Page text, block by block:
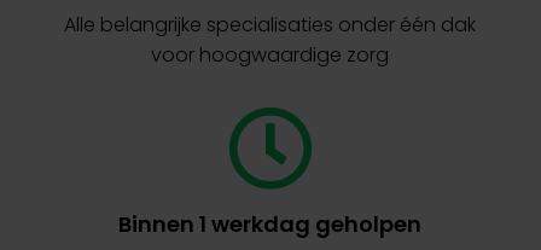
Alle belangrijke specialisaties onder één dak
voor hoogwaardige zorg
Binnen 1 werkdag geholpen